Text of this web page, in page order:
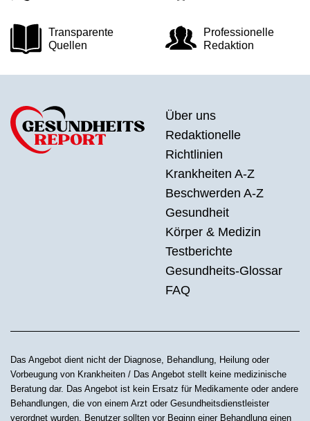
Transparente
Quellen
Professionelle
Redaktion
Über uns
Redaktionelle
Richtlinien
Krankheiten A-Z
Beschwerden A-Z
Gesundheit
Körper & Medizin
Testberichte
Gesundheits-Glossar
FAQ
Das Angebot dient nicht der Diagnose, Behandlung, Heilung oder
Vorbeugung von Krankheiten / Das Angebot stellt keine medizinische
Beratung dar. Das Angebot ist kein Ersatz für Medikamente oder andere
Behandlungen, die von einem Arzt oder Gesundheitsdienstleister
verordnet wurden. Benutzer sollten vor Beginn einer Behandlung einen